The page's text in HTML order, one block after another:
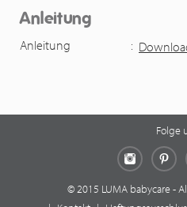
Anleitung
Anleitung :
Folge
Pinterest Twitter
© 2015 LUMA babycare -